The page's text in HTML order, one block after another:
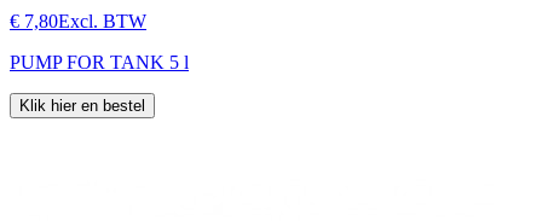
€ 7,80Excl. BTW
PUMP FOR TANK 5 l
Klik hier en bestel